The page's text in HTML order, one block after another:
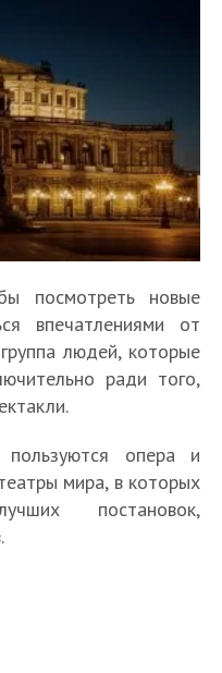
посмотреть новые
впечатлениями от
людей, которые
ради того,
пользуются опера и
мира, в которых
постановок,